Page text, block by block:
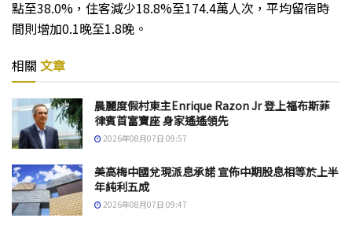
點至38.0%，住客減少18.8%至174.4萬人次，平均留宿時
間則增加0.1晚至1.8晚。
相關 文章
晨麗度假村東主Enrique Razon Jr 登上福布斯菲
律賓首富寶座 身家遙遙領先
2026年08月07日 09:57
美高梅中國兌現派息承諾 宣佈中期股息相等於上半
年純利五成
2026年08月07日 09:47